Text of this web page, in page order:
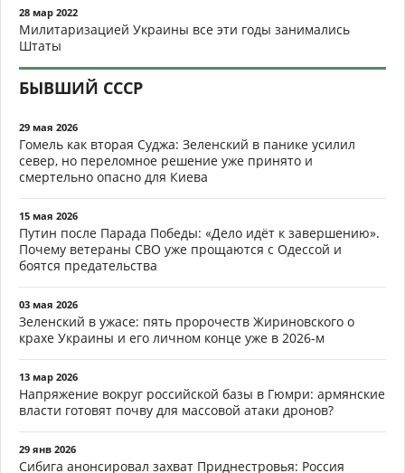
28 мар 2022
Милитаризацией Украины все эти годы занимались
Штаты
БЫВШИЙ СССР
29 мая 2026
Гомель как вторая Суджа: Зеленский в панике усилил
север, но переломное решение уже принято и
смертельно опасно для Киева
15 мая 2026
Путин после Парада Победы: «Дело идёт к завершению».
Почему ветераны СВО уже прощаются с Одессой и
боятся предательства
03 мая 2026
Зеленский в ужасе: пять пророчеств Жириновского о
крахе Украины и его личном конце уже в 2026-м
13 мар 2026
Напряжение вокруг российской базы в Гюмри: армянские
власти готовят почву для массовой атаки дронов?
29 янв 2026
Сибига анонсировал захват Приднестровья: Россия